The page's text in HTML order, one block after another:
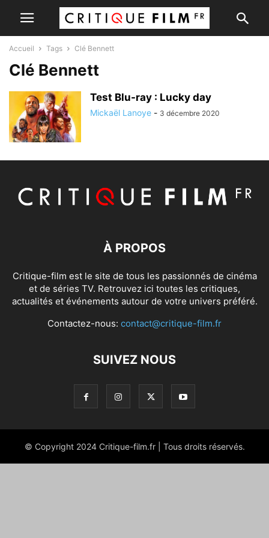
Accueil Tags Clé Bennett
Clé Bennett
Test Blu-ray : Lucky day
Mickaël Lanoye - 3 décembre 2020
À PROPOS
Critique-film est le site de tous les passionnés de cinéma
et de séries TV. Retrouvez ici toutes les critiques,
actualités et événements autour de votre univers préféré.
Contactez-nous: contact@critique-film.fr
SUIVEZ NOUS
© Copyright 2024 Critique-film.fr | Tous droits réservés.